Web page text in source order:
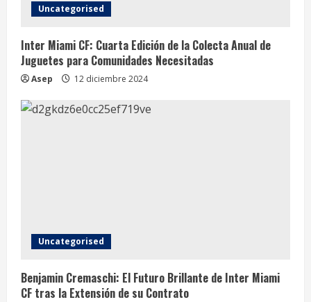
Uncategorised
Inter Miami CF: Cuarta Edición de la Colecta Anual de
Juguetes para Comunidades Necesitadas
Asep 12 diciembre 2024
Uncategorised
Benjamin Cremaschi: El Futuro Brillante de Inter Miami
CF tras la Extensión de su Contrato